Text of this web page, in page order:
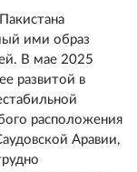
ими образ
В мае 2025
развитой в
расположения
Аравии,